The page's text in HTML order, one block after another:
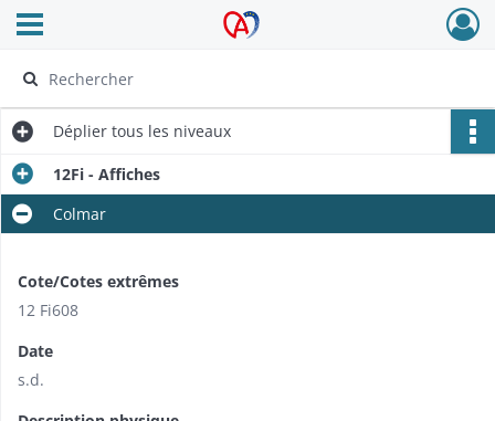
Archives Alsace - Colmar
Ouvrir le menu déroulant
Déplier tous les niveaux
12Fi - Affiches
Colmar
Cote/Cotes extrêmes
12 Fi608
Date
s.d.